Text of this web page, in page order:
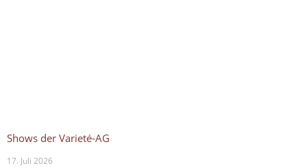
Shows der Varieté-AG
17. Juli 2026